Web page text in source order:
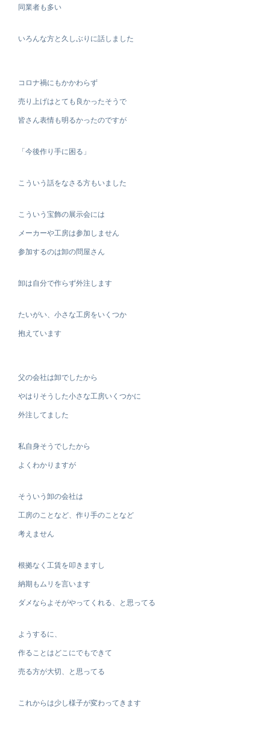
同業者も多い
いろんな方と久しぶりに話しました
コロナ禍にもかかわらず
売り上げはとても良かったそうで
皆さん表情も明るかったのですが
「今後作り手に困る」
こういう話をなさる方もいました
こういう宝飾の展示会には
メーカーや工房は参加しません
参加するのは卸の問屋さん
卸は自分で作らず外注します
たいがい、小さな工房をいくつか
抱えています
父の会社は卸でしたから
やはりそうした小さな工房いくつかに
外注してました
私自身そうでしたから
よくわかりますが
そういう卸の会社は
工房のことなど、作り手のことなど
考えません
根拠なく工賃を叩きますし
納期もムリを言います
ダメならよそがやってくれる、と思ってる
ようするに、
作ることはどこにでもできて
売る方が大切、と思ってる
これからは少し様子が変わってきます